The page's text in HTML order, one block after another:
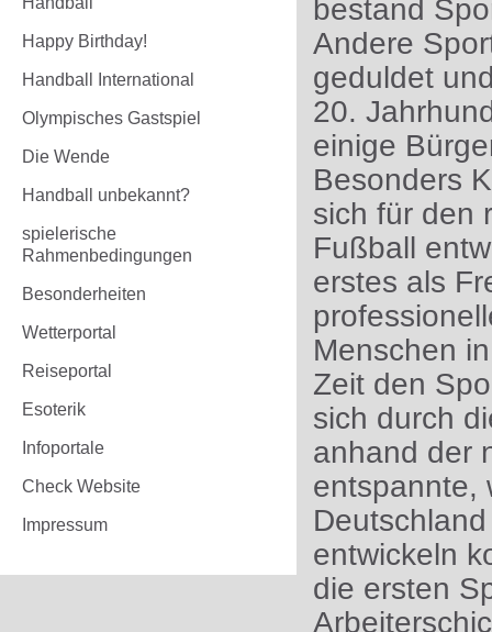
Happy Birthday!
Handball International
Olympisches Gastspiel
Die Wende
Handball unbekannt?
spielerische
Rahmenbedingungen
Besonderheiten
Wetterportal
Reiseportal
Esoterik
Infoportale
Check Website
Impressum
bestand
Andere
geduldet
20.
einige
Besonders
sich für den
Fußball
erstes als
Menschen
Zeit den
sich durch
anhand der
entspannte,
entwickeln
die ersten